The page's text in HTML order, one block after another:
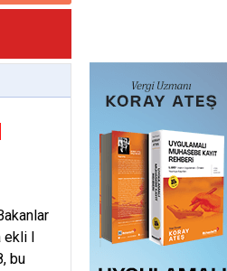
ekli I
bu